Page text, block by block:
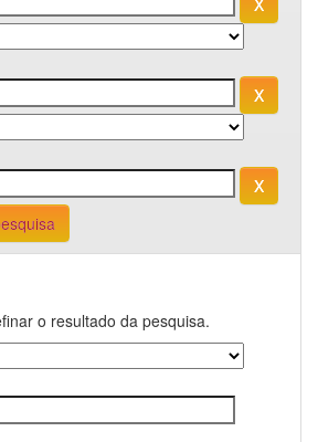
o resultado da pesquisa.